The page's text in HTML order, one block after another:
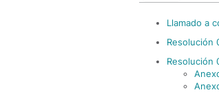
Llamado a
Resolución
Resolución